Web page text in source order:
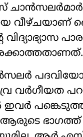
വീഴ്ചയാണ്
വർഗീയത
ഇവർ
ആരുടെ ഭാഗത്ത്